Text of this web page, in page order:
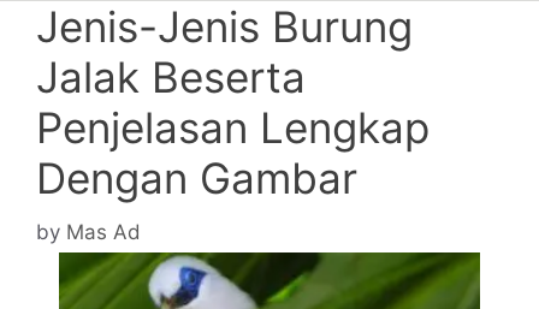
Jenis-Jenis Burung
Jalak Beserta
Penjelasan Lengkap
Dengan Gambar
by Mas Ad